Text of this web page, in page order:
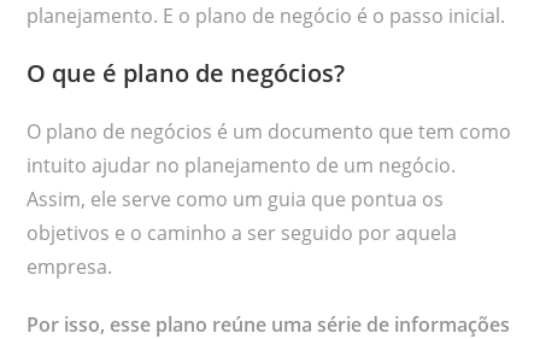
planejamento. E o plano de negócio é o passo inicial.
O que é plano de negócios?
O plano de negócios é um documento que tem como
intuito ajudar no planejamento de um negócio.
Assim, ele serve como um guia que pontua os
objetivos e o caminho a ser seguido por aquela
empresa.
Por isso, esse plano reúne uma série de informações